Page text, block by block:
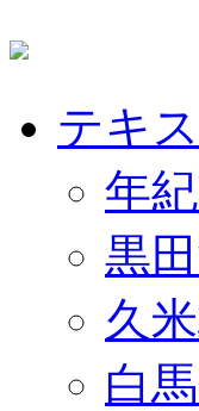
テキ
年
黒
久
白